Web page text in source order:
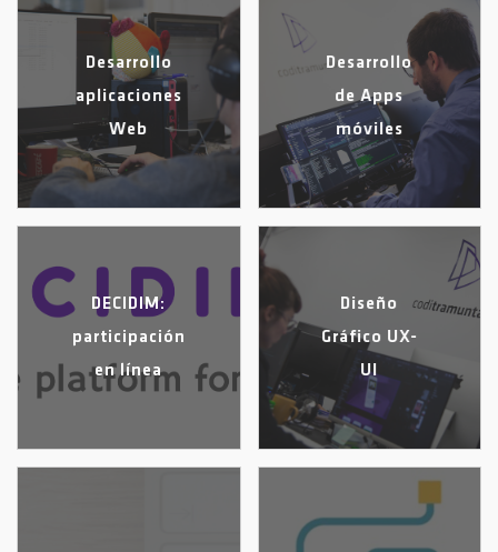
Desarrollo
aplicaciones
Web
Desarrollo
de Apps
móviles
DECIDIM:
participación
en línea
Diseño
Gráfico UX-
UI